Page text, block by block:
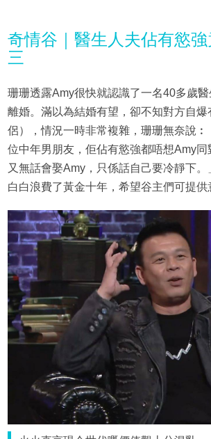
奇情谷｜醫生人夫佔有慾
三
珊珊透露Amy很快就認識了一名40多歲
離婚。滿以為結婚有望，卻不知對方自
侶），情況一時非常複雜，珊珊無奈說
位中年男朋友，佢佔有慾強都唔想Amy同
又無話會娶Amy，只係話自己要冷靜下
白白浪費了黃金十年，希望谷主們可提供